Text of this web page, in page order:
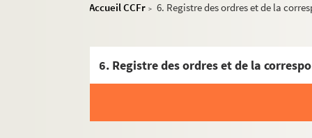
Accueil CCFr > 6. Registre des ordres et de la